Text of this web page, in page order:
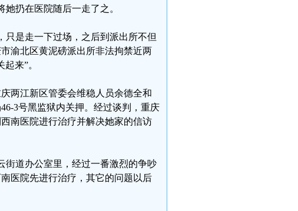
扔在医院随后一走了之。
只是走一下过场，之后到派出所不但
渝北区黄泥磅派出所非法拘禁近两
来”。
两江新区管委会维稳人员余德全和
3号黑监狱内关押。经过谈判，重庆
南医院进行治疗并解决她家的信访
街道办公室里，经过一番激烈的争吵
医院先进行治疗，其它的问题以后